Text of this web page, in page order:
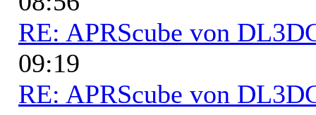
RE: APRScube von
09:19
RE: APRScube von